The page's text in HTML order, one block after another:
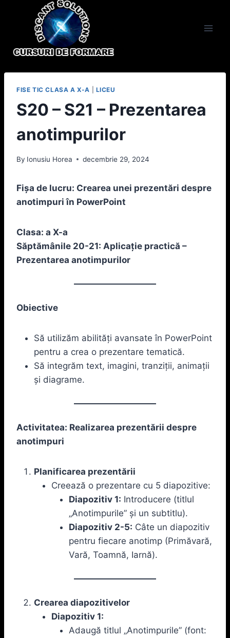
FISE TIC CLASA A X-A LICEU
S20 – S21 – Prezentarea
anotimpurilor
By Ionusiu Horea decembrie 29, 2024
Fișa de lucru: Crearea unei prezentări despre
anotimpuri în PowerPoint
Clasa: a X-a
Săptămânile 20-21: Aplicație practică –
Prezentarea anotimpurilor
Obiective
Să utilizăm abilități avansate în PowerPoint
pentru a crea o prezentare tematică.
Să integrăm text, imagini, tranziții, animații
și diagrame.
Activitatea: Realizarea prezentării despre
anotimpuri
Planificarea prezentării
Creează o prezentare cu 5 diapozitive:
Diapozitiv 1: Introducere (titlul
„Anotimpurile” și un subtitlu).
Diapozitiv 2-5: Câte un diapozitiv
pentru fiecare anotimp (Primăvară,
Vară, Toamnă, Iarnă).
Crearea diapozitivelor
Diapozitiv 1:
Adaugă titlul „Anotimpurile” (font: